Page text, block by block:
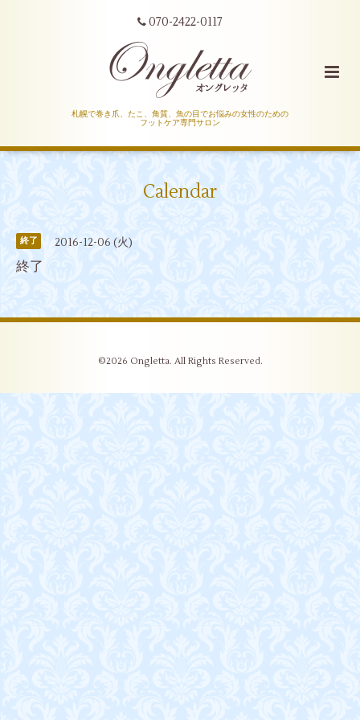
070-2422-0117
札幌で巻き爪、たこ、角質、魚の目でお悩みの女性のための
フットケア専門サロン
Calendar
終了 2016-12-06 (火)
終了
©2026 Ongletta. All Rights Reserved.